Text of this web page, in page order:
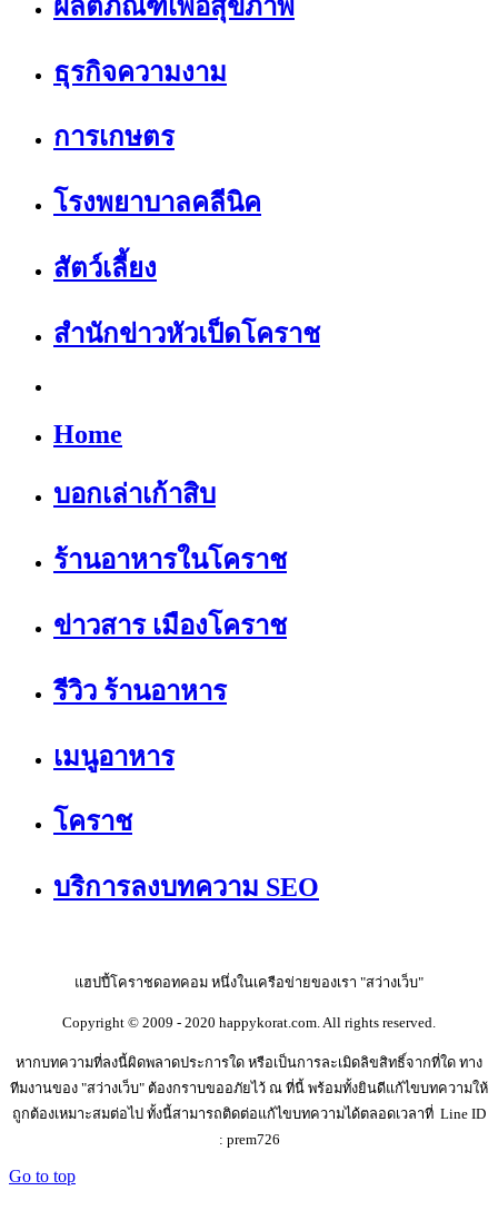
ผลิตภัณฑ์เพื่อสุขภาพ
ธุรกิจความงาม
การเกษตร
โรงพยาบาลคลีนิค
สัตว์เลี้ยง
สำนักข่าวหัวเป็ดโคราช
Home
บอกเล่าเก้าสิบ
ร้านอาหารในโคราช
ข่าวสาร เมืองโคราช
รีวิว ร้านอาหาร
เมนูอาหาร
โคราช
บริการลงบทความ SEO
แฮปปี้โคราชดอทคอม หนึ่งในเครือข่ายของเรา "สว่างเว็บ"
Copyright © 2009 - 2020 happykorat.com. All rights reserved.
หากบทความที่ลงนี้ผิดพลาดประการใด หรือเป็นการละเมิดลิขสิทธิ์จากที่ใด ทาง
ทีมงานของ "สว่างเว็บ" ต้องกราบขออภัยไว้ ณ ที่นี้ พร้อมทั้งยินดีแก้ไขบทความให้
ถูกต้องเหมาะสมต่อไป ทั้งนี้สามารถติดต่อแก้ไขบทความได้ตลอดเวลาที่ Line ID
: prem726
Go to top